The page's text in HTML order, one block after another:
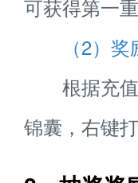
可获得第一
（2）
根据充值
锦囊，右键